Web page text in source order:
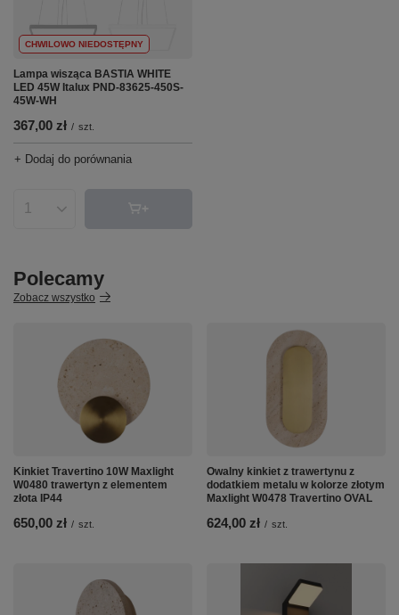
CHWILOWO NIEDOSTĘPNY
Lampa wisząca BASTIA WHITE
LED 45W Italux PND-83625-450S-
45W-WH
367,00 zł / szt.
+ Dodaj do porównania
Ilość produktów
Polecamy
Zobacz wszystko
Kinkiet Travertino 10W Maxlight
W0480 trawertyn z elementem
złota IP44
650,00 zł / szt.
Owalny kinkiet z trawertynu z
dodatkiem metalu w kolorze złotym
Maxlight W0478 Travertino OVAL
624,00 zł / szt.